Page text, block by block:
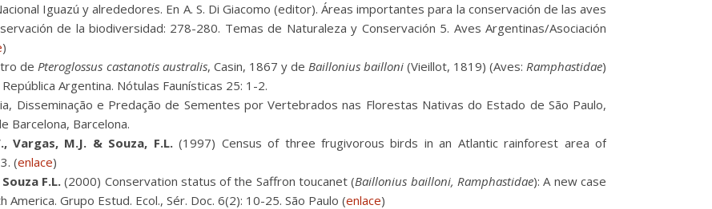
Iguazú y alrededores. En A. S. Di Giacomo (editor). Áreas importantes para la conservación de las aves
de la biodiversidad: 278-280. Temas de Naturaleza y Conservación 5. Aves Argentinas/Asociación
)
dePteroglossus castanotis australis, Casin, 1867 y de Baillonius bailloni(Vieillot, 1819) (Aves: Ramphastidae)
Argentina. Nótulas Faunísticas 25: 1-2.
Disseminação e Predação de Sementes por Vertebrados nas Florestas Nativas do Estado de São Paulo,
Barcelona, Barcelona.
Vargas, M.J. & Souza, F.L.(1997) Census of three frugivorous birds in an Atlantic rainforest area of
(enlace)
F.L.(2000) Conservation status of the Saffron toucanet (Baillonius bailloni, Ramphastidae): A new case
Grupo Estud. Ecol., Sér. Doc. 6(2): 10-25. São Paulo (enlace)